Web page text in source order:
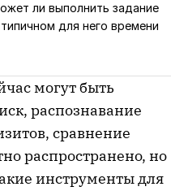
ли выполнить задание
для него времени
могут быть
распознавание
сравнение
распространено, но
инструменты для